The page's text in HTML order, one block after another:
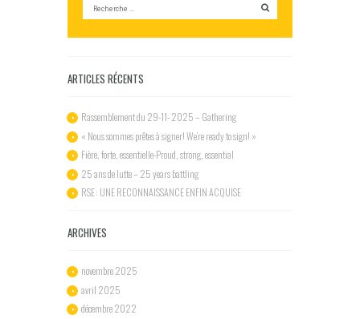
ARTICLES RÉCENTS
Rassemblement du 29-11- 2025 – Gathering
« Nous sommes prêtes à signer! We’re ready to sign! »
Fière, forte, essentielle-Proud, strong, essential
25 ans de lutte – 25 years battling
RSE : UNE RECONNAISSANCE ENFIN ACQUISE
ARCHIVES
novembre2025
avril 2025
décembre2022